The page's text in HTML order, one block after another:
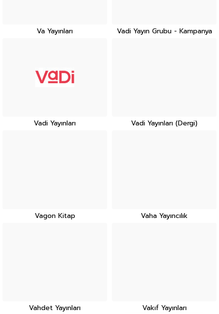
Va Yayınları Vadi Yayın Grubu - Kampanya
Vadi Yayınları Vadi Yayınları (Dergi)
Vagon Kitap Vaha Yayıncılık
Vahdet Yayınları Vakıf Yayınları